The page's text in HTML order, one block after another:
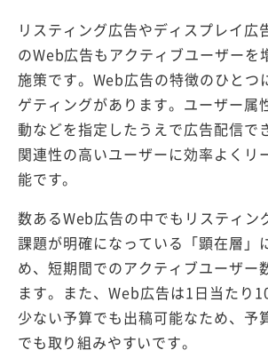
リスティング広告やディスプレイ広
のWeb広告もアクティブユーザーを
施策です。Web広告の特徴のひとつ
ゲティングがあります。ユーザー属
動などを指定したうえで広告配信で
関連性の高いユーザーに効率よくリ
能です。
数あるWeb広告の中でもリスティン
課題が明確になっている「顕在層」
め、短期間でのアクティブユーザー
ます。また、Web広告は1日当たり
少ない予算でも出稿可能なため、予
でも取り組みやすいです。